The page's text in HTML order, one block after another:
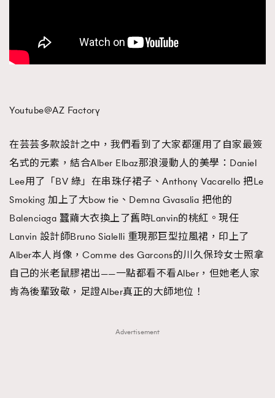
Youtube@AZ Factory
在芸芸多款設計之中，我們看到了大家都運用了自家最簽
名式的元素，結合Alber Elbaz那浪漫動人的美學：Daniel
Lee用了「BV 綠」在串珠仔裙子、Anthony Vacarello 把Le
Smoking 加上了大bow tie、Demna Gvasalia 把他的
Balenciaga 蠶繭大衣換上了舊時Lanvin的桃紅。現任
Lanvin 設計師Bruno Sialelli 重現那巨型拉風裙，印上了
Alber本人肖像，Comme des Garcons的川久保玲女士照拿
自己的米老鼠膠裙出——一點都看不看Alber，但她老人家
肯為後輩致敬，足證Alber真正的大師地位！
Advertisement